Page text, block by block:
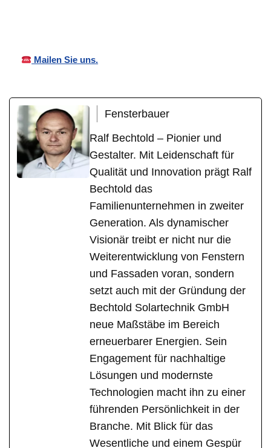
Mailen Sie uns.
Fensterbauer
Ralf Bechtold – Pionier und
Gestalter. Mit Leidenschaft für
Qualität und Innovation prägt Ralf
Bechtold das
Familienunternehmen in zweiter
Generation. Als dynamischer
Visionär treibt er nicht nur die
Weiterentwicklung von Fenstern
und Fassaden voran, sondern
setzt auch mit der Gründung der
Bechtold Solartechnik GmbH
neue Maßstäbe im Bereich
erneuerbarer Energien. Sein
Engagement für nachhaltige
Lösungen und modernste
Technologien macht ihn zu einer
führenden Persönlichkeit in der
Branche. Mit Blick für das
Wesentliche und einem Gespür